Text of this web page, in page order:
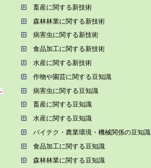
畜産に関する新技術
森林林業に関する新技術
病害⾍に関する新技術
⾷品加⼯に関する新技術
⽔産に関する新技術
作物や園芸に関する⾖知識
病害⾍に関する⾖知識
畜産に関する⾖知識
⽔産に関する⾖知識
バイテク・農業環境・機械関係の⾖知識
⾷品加⼯に関する⾖知識
森林林業に関する⾖知識